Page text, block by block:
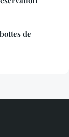
de